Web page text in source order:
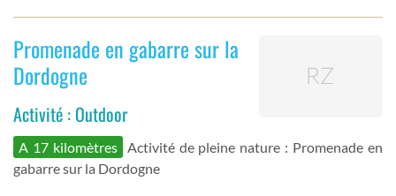
Promenade en gabarre sur la
Dordogne
Activité : Outdoor
A 17 kilomètres Activité de pleine nature : Promenade en
gabarre sur la Dordogne